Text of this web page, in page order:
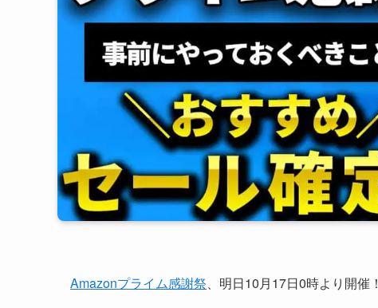
Amazonプライム感謝祭、明日10月17日0時より開催！